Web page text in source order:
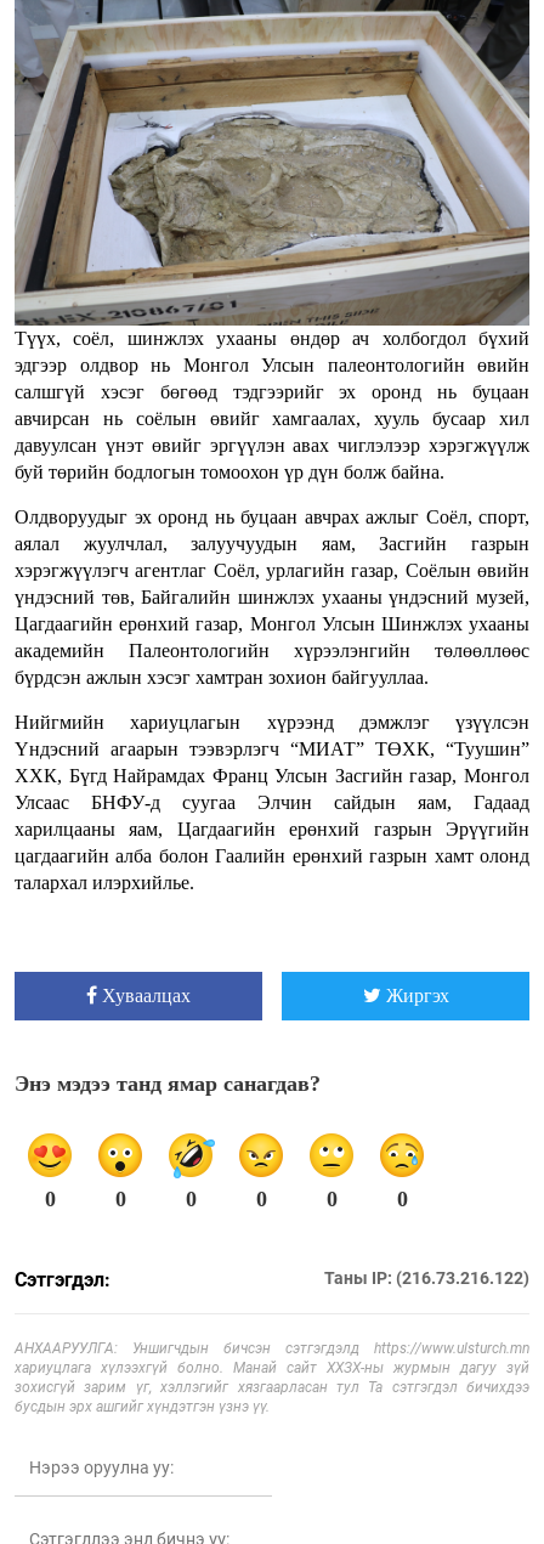
Түүх, соёл, шинжлэх ухааны өндөр ач холбогдол бүхий
эдгээр олдвор нь Монгол Улсын палеонтологийн өвийн
салшгүй хэсэг бөгөөд тэдгээрийг эх оронд нь буцаан
авчирсан нь соёлын өвийг хамгаалах, хууль бусаар хил
давуулсан үнэт өвийг эргүүлэн авах чиглэлээр хэрэгжүүлж
буй төрийн бодлогын томоохон үр дүн болж байна.
Олдворуудыг эх оронд нь буцаан авчрах ажлыг Соёл, спорт,
аялал жуулчлал, залуучуудын яам, Засгийн газрын
хэрэгжүүлэгч агентлаг Соёл, урлагийн газар, Соёлын өвийн
үндэсний төв, Байгалийн шинжлэх ухааны үндэсний музей,
Цагдаагийн ерөнхий газар, Монгол Улсын Шинжлэх ухааны
академийн Палеонтологийн хүрээлэнгийн төлөөллөөс
бүрдсэн ажлын хэсэг хамтран зохион байгууллаа.
Нийгмийн хариуцлагын хүрээнд дэмжлэг үзүүлсэн
Үндэсний агаарын тээвэрлэгч “МИАТ” ТӨХК, “Туушин”
ХХК, Бүгд Найрамдах Франц Улсын Засгийн газар, Монгол
Улсаас БНФУ-д суугаа Элчин сайдын яам, Гадаад
харилцааны яам, Цагдаагийн ерөнхий газрын Эрүүгийн
цагдаагийн алба болон Гаалийн ерөнхий газрын хамт олонд
талархал илэрхийлье.
Хуваалцах Жиргэх
Энэ мэдээ танд ямар санагдав?
0 0 0 0 0 0
Сэтгэгдэл: Таны IP: (216.73.216.122)
АНХААРУУЛГА: Уншигчдын бичсэн сэтгэгдэлд https://www.ulsturch.mn
хариуцлага хүлээхгүй болно. Манай сайт ХХЗХ-ны журмын дагуу зүй
зохисгүй зарим үг, хэллэгийг хязгаарласан тул Та сэтгэгдэл бичихдээ
бусдын эрх ашгийг хүндэтгэн үзнэ үү.